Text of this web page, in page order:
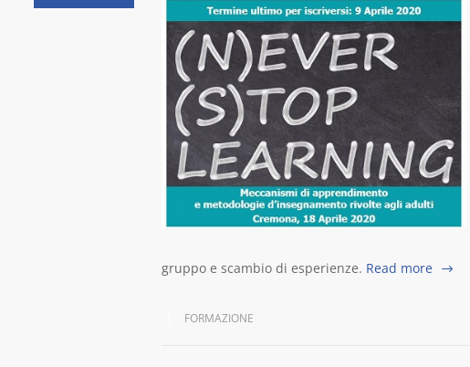
gruppo e scambio di esperienze. Read more
FORMAZIONE